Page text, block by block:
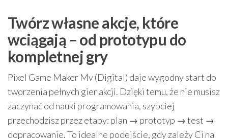
Twórz własne akcje, które
wciągają – od prototypu do
kompletnej gry
Pixel Game Maker Mv (Digital) daje wygodny start do
tworzenia pełnych gier akcji. Dzięki temu, że nie musisz
zaczynać od nauki programowania, szybciej
przechodzisz przez etapy: plan → prototyp → test →
dopracowanie. To idealne podejście, gdy zależy Ci na